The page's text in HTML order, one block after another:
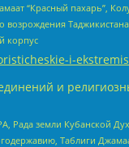
“Красный пахарь”,
возрождения
корпус
i-
и
Рада земли Кубанской
Таблиги